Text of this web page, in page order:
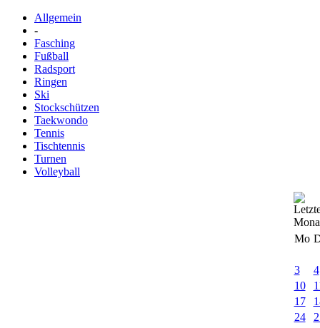
Allgemein
-
Fasching
Fußball
Radsport
Ringen
Ski
Stockschützen
Taekwondo
Tennis
Tischtennis
Turnen
Volleyball
Mo
3
4
10
17
24